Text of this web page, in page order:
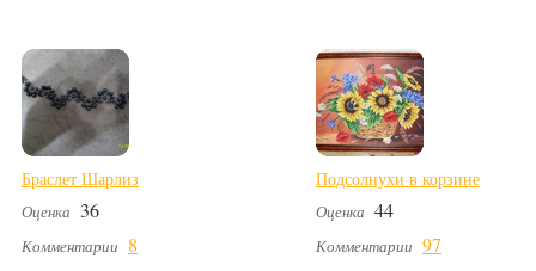
Браслет Шарлиз
Оценка 36
Комментарии 8
Подсолнухи в корзине
Оценка 44
Комментарии 97